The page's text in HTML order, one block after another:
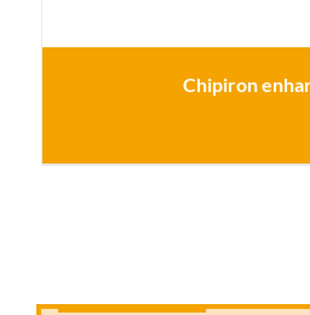
Chipiron